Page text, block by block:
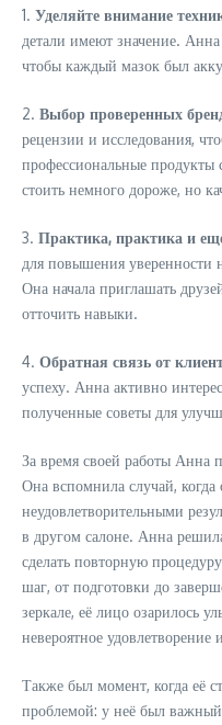
1. Уделяйте внимание
детали имеют значение. Анна
чтобы каждый мазок был
2. Выбор проверенных
рецензии и исследования,
профессиональные продукты
стоить немного дороже, но
3. Практика, практика и
для повышения уверенности
Она начала приглашать
отточить навыки.
4. Обратная связь от
успеху. Анна активно
полученные советы для
За время своей работы Анна
Она вспомнила случай,
неудовлетворительными
в другом салоне. Анна
сделать повторную
шаг, от подготовки до
зеркале, её лицо озарилось
невероятное удовлетворение
Также был момент, когда её
проблемой: у неё был